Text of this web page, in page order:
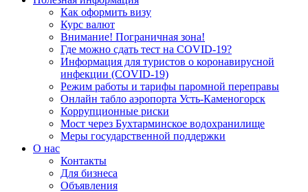
Как оформить визу
Курс валют
Внимание! Пограничная зона!
Где можно сдать тест на COVID-19?
Информация для туристов о коронавирусной
инфекции (COVID-19)
Режим работы и тарифы паромной переправы
Онлайн табло аэропорта Усть-Каменогорск
Коррупционные риски
Мост через Бухтарминское водохранилище
Меры государственной поддержки
О нас
Контакты
Для бизнеса
Объявления